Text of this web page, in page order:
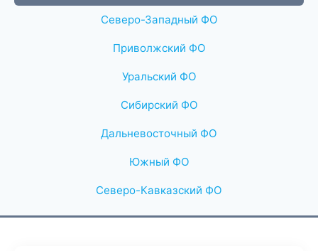
Северо-Западный ФО
Приволжский ФО
Уральский ФО
Сибирский ФО
Дальневосточный ФО
Южный ФО
Северо-Кавказский ФО